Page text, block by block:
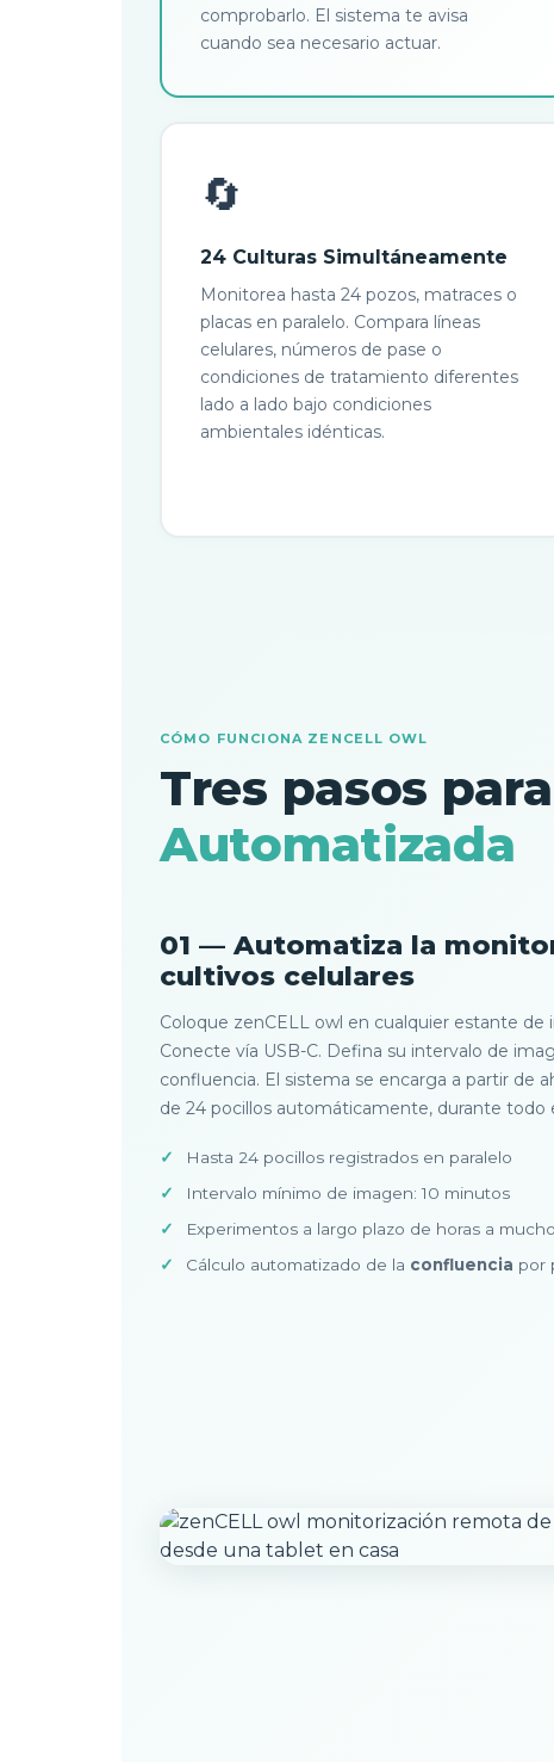
comprobarlo. El sistema te avisa
cuando sea necesario actuar.
🔄
24 Culturas Simultáneamente
Monitorea hasta 24 pozos, matraces o
placas en paralelo. Compara líneas
celulares, números de pase o
condiciones de tratamiento diferentes
lado a lado bajo condiciones
ambientales idénticas.
CÓMO FUNCIONA ZENCELL OWL
Tres pasos para
Automatizada
01 — Automatiza la
cultivos celulares
Coloque zenCELL owl en cualquier estante de
Conecte vía USB-C. Defina su intervalo de
confluencia. El sistema se encarga a partir de
de 24 pocillos automáticamente, durante todo
Hasta 24 pocillos registrados en paralelo
Intervalo mínimo de imagen: 10 minutos
Experimentos a largo plazo de horas a
Cálculo automatizado de la confluencia por